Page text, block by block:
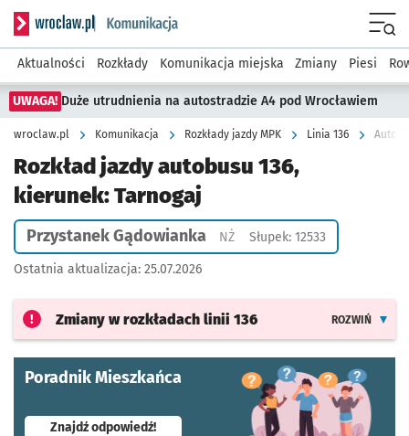
Serwis informacyjny wroclaw.pl podserwis: Komunikacja
Aktualności Rozkłady Komunikacja miejska Zmiany Piesi
UWAGA! Duże utrudnienia na autostradzie A4 pod Wrocławiem
wroclaw.pl Komunikacja Rozkłady jazdy MPK Linia 136
Rozkład jazdy autobusu 136,
kierunek: Tarnogaj
Przystanek Gądowianka NŻPrzystanek na życzenie
Słupek: 12533
Ostatnia aktualizacja: 25.07.2026
Zmiany w rozkładach linii 136 ROZWIŃ
Poradnik Mieszkańca
Znajdź odpowiedź!- otworzy się w nowej karcie